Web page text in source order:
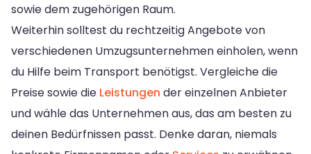
sowie dem zugehörigen Raum.
Weiterhin solltest du rechtzeitig Angebote von
verschiedenen Umzugsunternehmen einholen, wenn
du Hilfe beim Transport benötigst. Vergleiche die
Preise sowie die Leistungen der einzelnen Anbieter
und wähle das Unternehmen aus, das am besten zu
deinen Bedürfnissen passt. Denke daran, niemals